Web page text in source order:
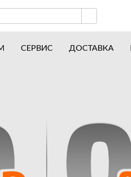
мотоблоков
СЕРВИС ДОСТАВКА
Новости